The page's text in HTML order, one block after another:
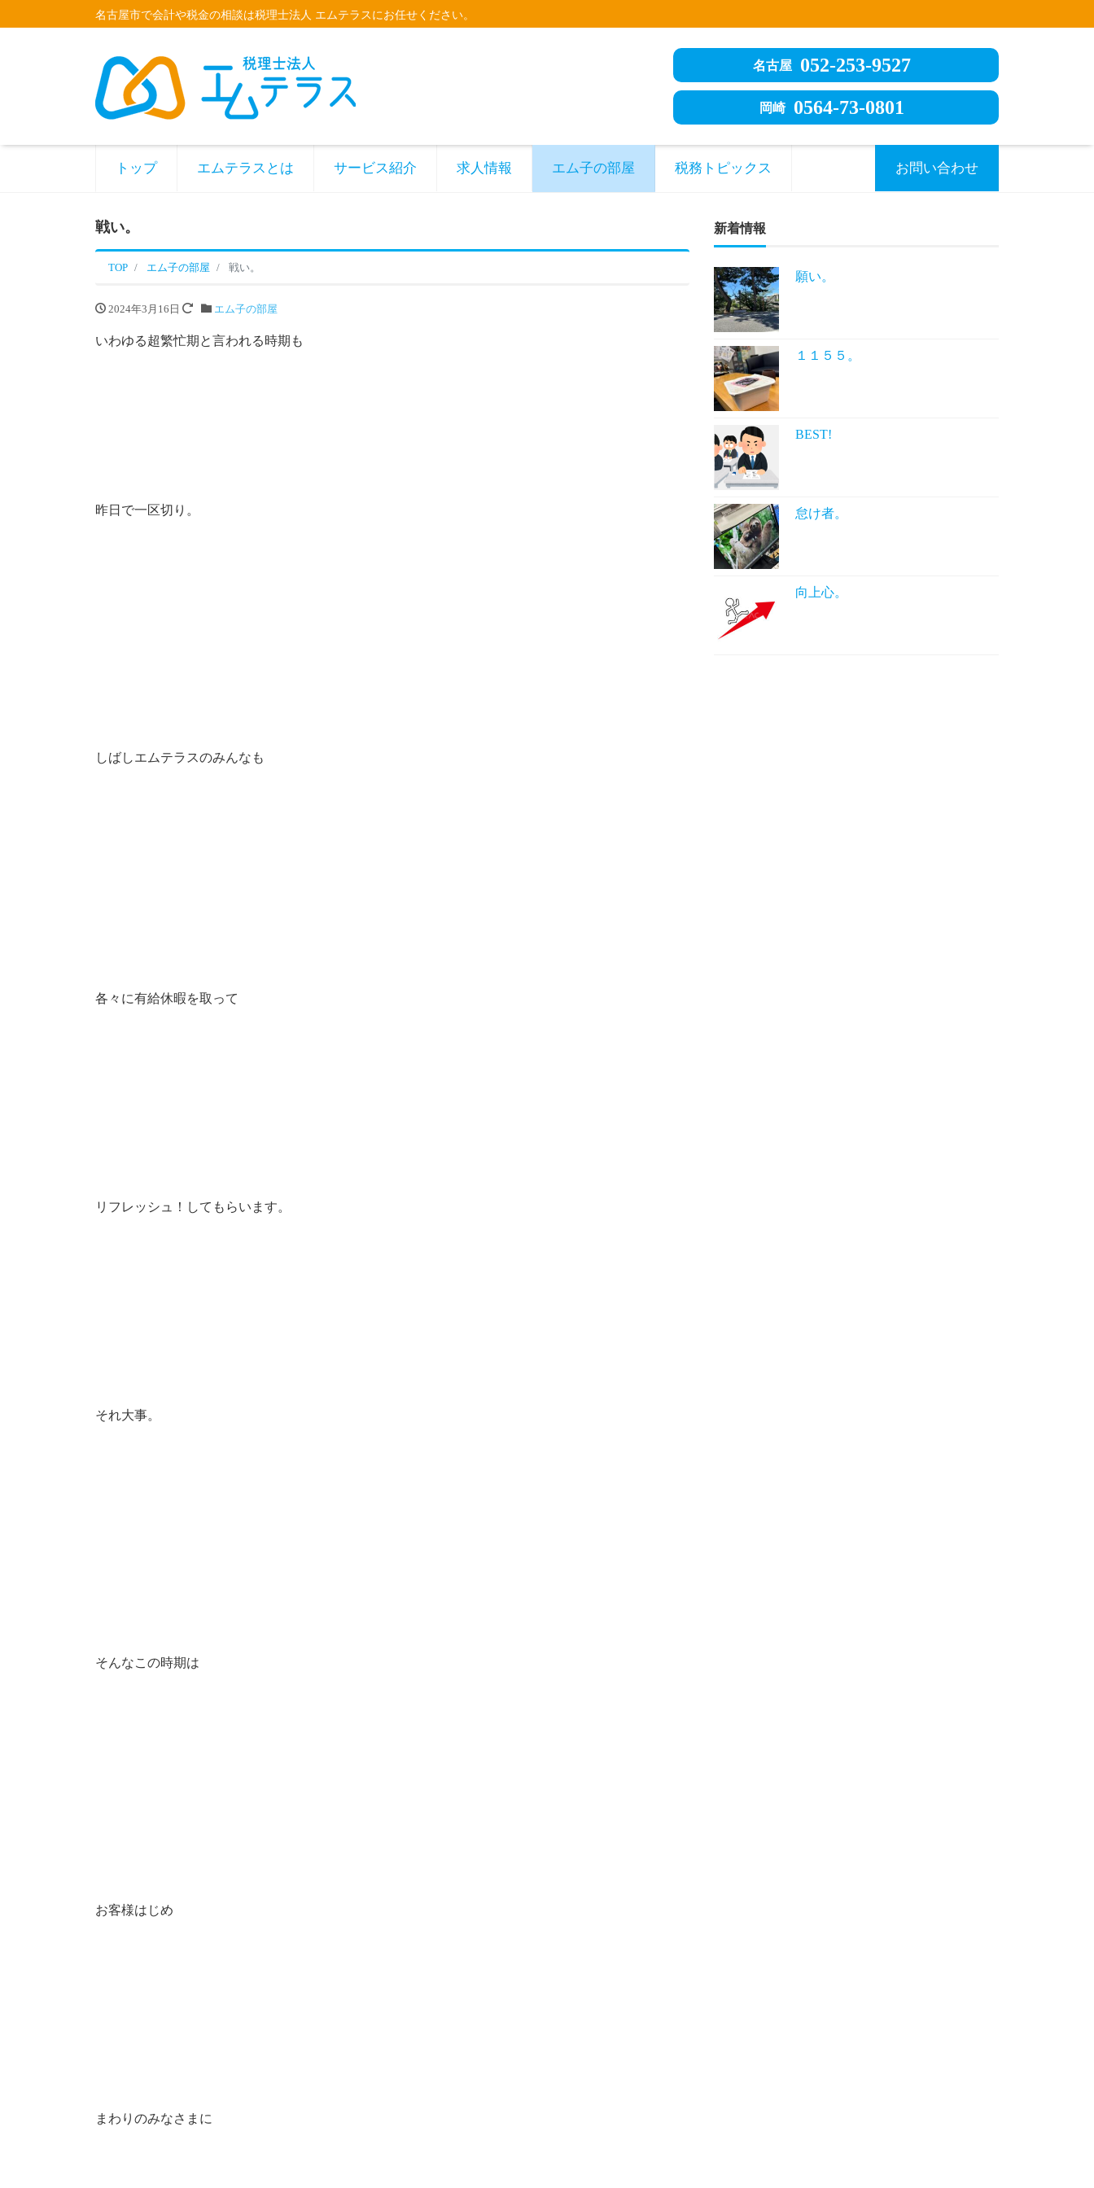
名古屋市で会計や税金の相談は税理士法人 エムテラスにお任せください。
名古屋 052-253-9527
岡崎 0564-73-0801
トップ エムテラスとは サービス紹介 求人情報 エム子の部屋 税務トピックス お問い合わせ
戦い。
TOP エム子の部屋 戦い。
2024年3月16日 エム子の部屋
いわゆる超繁忙期と言われる時期も
昨日で一区切り。
しばしエムテラスのみんなも
各々に有給休暇を取って
リフレッシュ！してもらいます。
それ大事。
そんなこの時期は
お客様はじめ
まわりのみなさまに
新着情報
願い。
１１５５。
BEST!
怠け者。
向上心。